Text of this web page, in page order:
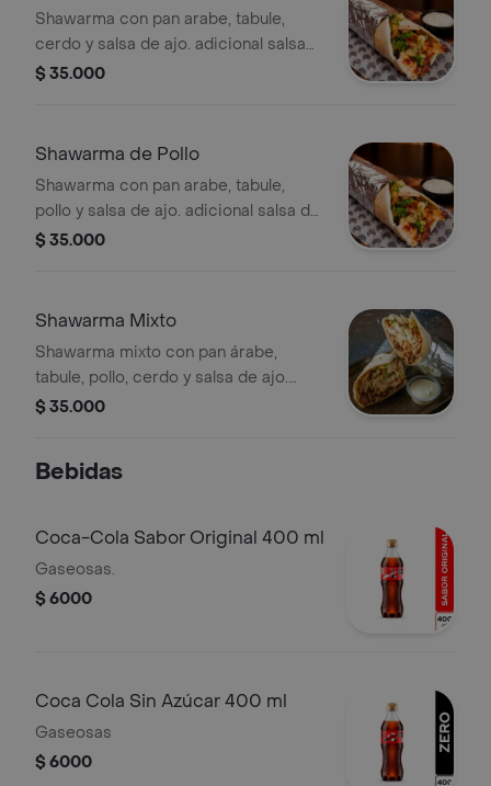
Shawarma con pan arabe, tabule,
cerdo y salsa de ajo. adicional salsa
de piña.
$ 35.000
Shawarma de Pollo
Shawarma con pan arabe, tabule,
pollo y salsa de ajo. adicional salsa de
piña.
$ 35.000
Shawarma Mixto
Shawarma mixto con pan árabe,
tabule, pollo, cerdo y salsa de ajo.
Incluye salsa de piña adicional.
$ 35.000
Bebidas
Coca-Cola Sabor Original 400 ml
Gaseosas.
$ 6000
Coca Cola Sin Azúcar 400 ml
Gaseosas
$ 6000